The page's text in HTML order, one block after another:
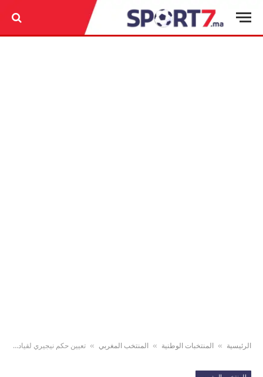
الرئيسية » المنتخبات الوطنية » المنتخب المغربي » تعيين حكم نيجيري لقيادة مباراة المنتخب الوطني ونظيره المصري